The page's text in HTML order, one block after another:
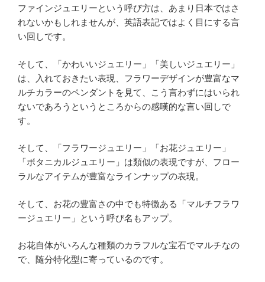
ファインジュエリーという呼び方は、あまり日本ではさ
れないかもしれませんが、英語表記ではよく目にする言
い回しです。
そして、「かわいいジュエリー」「美しいジュエリー」
は、入れておきたい表現、フラワーデザインが豊富なマ
ルチカラーのペンダントを見て、こう言わずにはいられ
ないであろうというところからの感嘆的な言い回しで
す。
そして、「フラワージュエリー」「お花ジュエリー」
「ボタニカルジュエリー」は類似の表現ですが、フロー
ラルなアイテムが豊富なラインナップの表現。
そして、お花の豊富さの中でも特徴ある「マルチフラワ
ージュエリー」という呼び名もアップ。
お花自体がいろんな種類のカラフルな宝石でマルチなの
で、随分特化型に寄っているのです。